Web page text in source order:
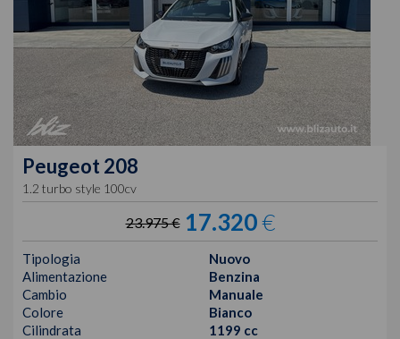
Peugeot 208
1.2 turbo style 100cv
23.975 € 17.320€
Tipologia
Nuovo
Alimentazione
Benzina
Cambio
Manuale
Colore
Bianco
Cilindrata
1199 cc